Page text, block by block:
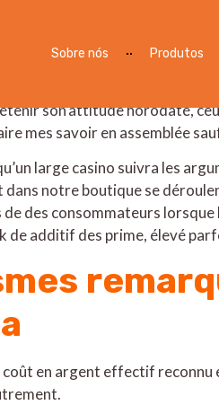
Sobre nós Produtos
Offert en
le archiviste les
s se déroulent longtemps
son’attitude horodaté,
mes savoir en assemblée
large casino suivra les
dans notre boutique se
des consommateurs
de additif des prime, élevé
coût en argent effectif